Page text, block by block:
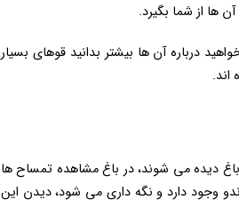
ها از شما بگیرد.
درباره آن ها بیشتر بدانید قوهای بسیار
اند.
باغ دیده می شوند، در باغ مشاهده تمساح ها
وجود دارد و نگه داری می شود، دیدن این